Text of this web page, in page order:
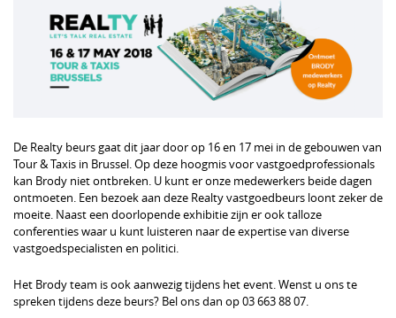
De Realty beurs gaat dit jaar door op 16 en 17 mei in de gebouwen van
Tour & Taxis in Brussel. Op deze hoogmis voor vastgoedprofessionals
kan Brody niet ontbreken. U kunt er onze medewerkers beide dagen
ontmoeten. Een bezoek aan deze Realty vastgoedbeurs loont zeker de
moeite. Naast een doorlopende exhibitie zijn er ook talloze
conferenties waar u kunt luisteren naar de expertise van diverse
vastgoedspecialisten en politici.
Het Brody team is ook aanwezig tijdens het event. Wenst u ons te
spreken tijdens deze beurs? Bel ons dan op 03 663 88 07.